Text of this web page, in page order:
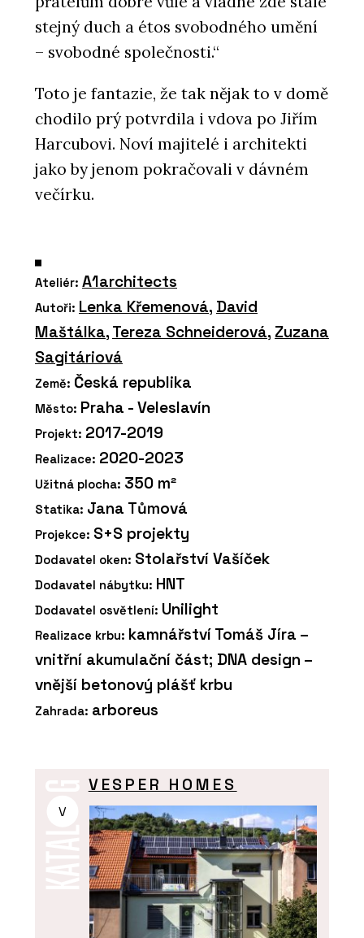
stejný duch a étos svobodného umění
– svobodné společnosti.“
Toto je fantazie, že tak nějak to v domě
chodilo prý potvrdila i vdova po Jiřím
Harcubovi. Noví majitelé i architekti
jako by jenom pokračovali v dávném
večírku.
Ateliér: A1architects
Autoři: Lenka Křemenová, David
Maštálka, Tereza Schneiderová, Zuzana
Sagitáriová
Země: Česká republika
Město: Praha - Veleslavín
Projekt: 2017-2019
Realizace: 2020-2023
Užitná plocha: 350 m²
Statika: Jana Tůmová
Projekce: S+S projekty
Dodavatel oken: Stolařství Vašíček
Dodavatel nábytku: HNT
Dodavatel osvětlení: Unilight
Realizace krbu: kamnářství Tomáš Jíra –
vnitřní akumulační část; DNA design –
vnější betonový plášť krbu
Zahrada: arboreus
V
VESPER HOMES